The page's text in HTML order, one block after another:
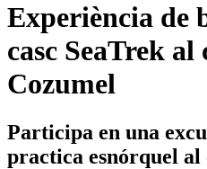
Experiència de
casc SeaTrek al
Cozumel
Participa en una
practica esnórquel al